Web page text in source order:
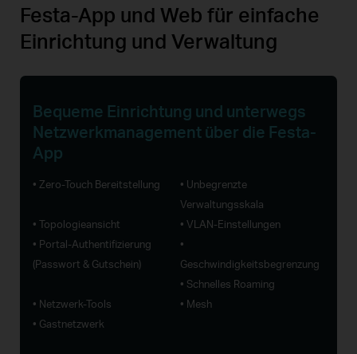
Festa-App und Web für einfache
Einrichtung und Verwaltung
Bequeme Einrichtung und unterwegs
Netzwerkmanagement über die Festa-
App
• Zero-Touch Bereitstellung
• Unbegrenzte
Verwaltungsskala
• Topologieansicht
• VLAN-Einstellungen
• Portal-Authentifizierung
(Passwort & Gutschein)
•
Geschwindigkeitsbegrenzung
• Schnelles Roaming
• Netzwerk-Tools
• Mesh
• Gastnetzwerk